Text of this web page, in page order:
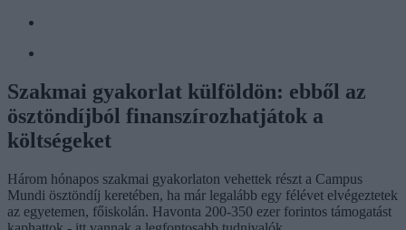
Szakmai gyakorlat külföldön: ebből az
ösztöndíjból finanszírozhatjátok a
költségeket
Három hónapos szakmai gyakorlaton vehettek részt a Campus
Mundi ösztöndíj keretében, ha már legalább egy félévet elvégeztetek
az egyetemen, főiskolán. Havonta 200-350 ezer forintos támogatást